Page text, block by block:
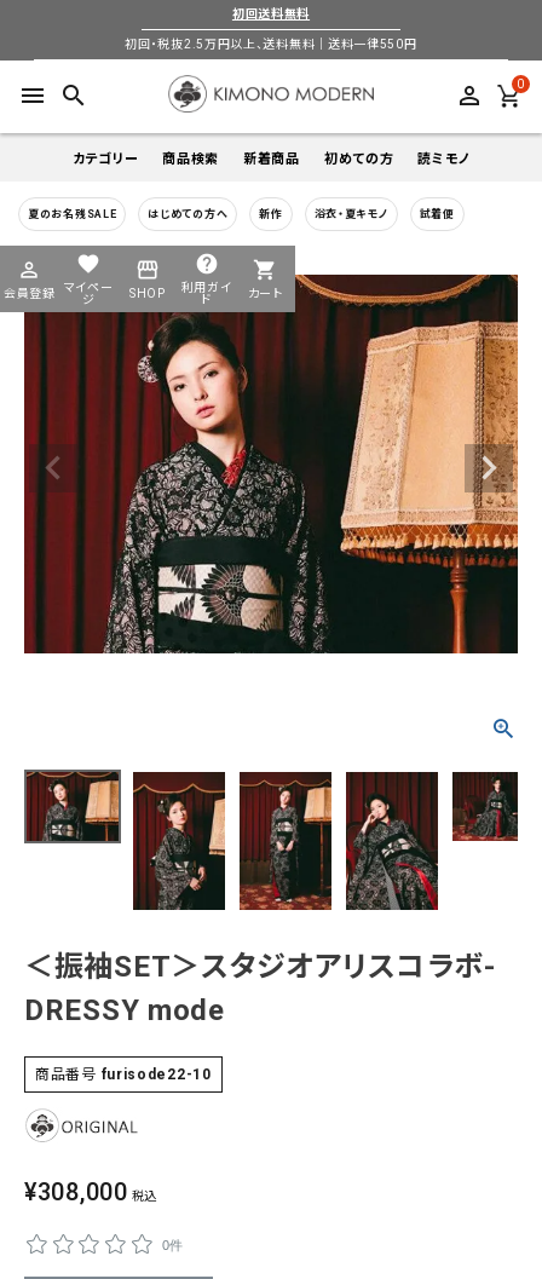
初回送料無料
初回・税抜2.5万円以上、送料無料｜送料一律550円
menu search perm_identity 0
カテゴリー
着物
帯
商品検索
キーワードから探す
search
夏季以外通年 秋
カテゴリーから探す
羽織 襦袢 小物
タイプから探す
カジュアル ソシアル フォーマル
在庫有 アーカイブ商品 セール商品
木綿・麻 ポリエステル その他
価格から探す
0-5,000円 5,000-10,000円
20,000-30,000円 30,000円以上
色から探す
新着商品 初めての方 読ミモノ
夏のお名残SALE はじめての方へ 新作 浴衣・夏キモノ 試着便
perm_identity
会員登録
favorite
マイペー
ジ
storefront
SHOP
help
利用ガイ
ド
shopping_cart
カート search
perm_identity 会員登録
襦袢
小物
新作・キャンペーン
SALE
帯結び動画
キモノ読ミモノ
＜振袖SET＞スタジオアリスコラボ-
DRESSY mode
商品番号 furisode22-10
¥308,000 税込
0件